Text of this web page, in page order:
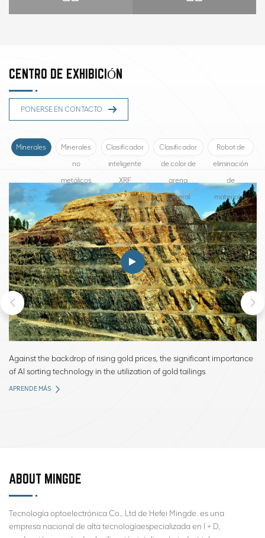
clasificación manual para
CENTRO DE EXHIBICIÓN
PONERSE EN CONTACTO
Minerales
Minerales
no
metálicos
Clasificador
inteligente
XRF
Clasificador
de color de
arena
mineral
Robot de
eliminación
de
materiales
Against the backdrop of rising gold prices, the significant importance
of AI sorting technology in the utilization of gold tailings
APRENDE MÁS
ABOUT MINGDE
Tecnología optoelectrónica Co., Ltd de Hefei Mingde. es una
empresa nacional de alta tecnologíaespecializada en I + D,